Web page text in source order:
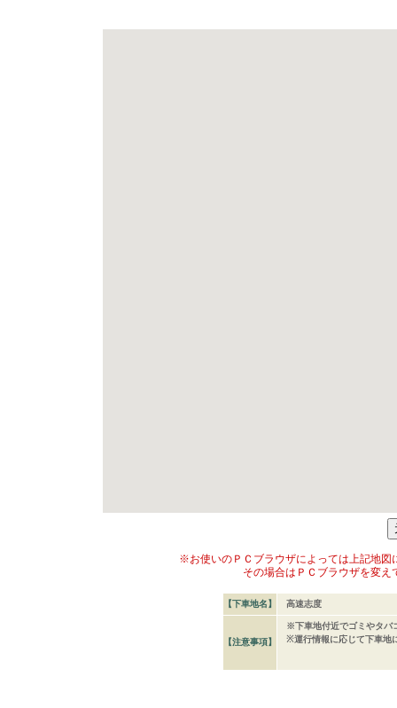
※お使いのＰＣブラウザによっては上記地図
その場合はＰＣブラウザを変
【下車地名】 高速志度
【注意事項】
※下車地付近でゴミやタバ
※運行情報に応じて下車地